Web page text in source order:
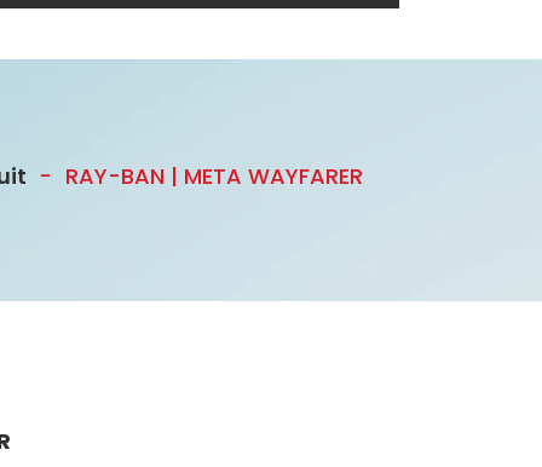
- RAY-BAN | META WAYFARER